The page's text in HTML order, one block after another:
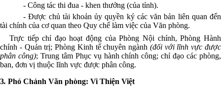
- Công tác thi đua - khen thưởng (của tỉnh).
- Được chủ tài khoản ủy quyền ký các văn bản liên quan đến
tài chính của cơ quan theo Quy chế làm việc của Văn phòng.
Trực tiếp chỉ đạo hoạt động của Phòng Nội chính, Phòng Hành
chính - Quản trị; Phòng Kinh tế chuyên ngành (đối với lĩnh vực được
phân công); Trung tâm Phục vụ hành chính công; chỉ đạo các phòng,
ban, đơn vị thuộc lĩnh vực được phân công.
3. Phó Chánh Văn phòng: Vi Thiện Việt